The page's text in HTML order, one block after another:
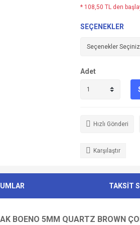
* 108,50 TL den
SEÇENEKLER
Adet
Hızlı Gönderi
Karşılaştır
TAKSİT
BOENO 5MM QUARTZ BROWN